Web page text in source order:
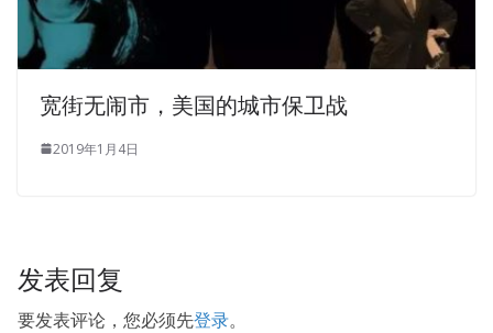
white wheeled armored car.I fuck Not But it is a white
wheeled armored car.
宽街无闹市，美国的城市保卫战
2019年1月4日
发表回复
要发表评论，您必须先登录。